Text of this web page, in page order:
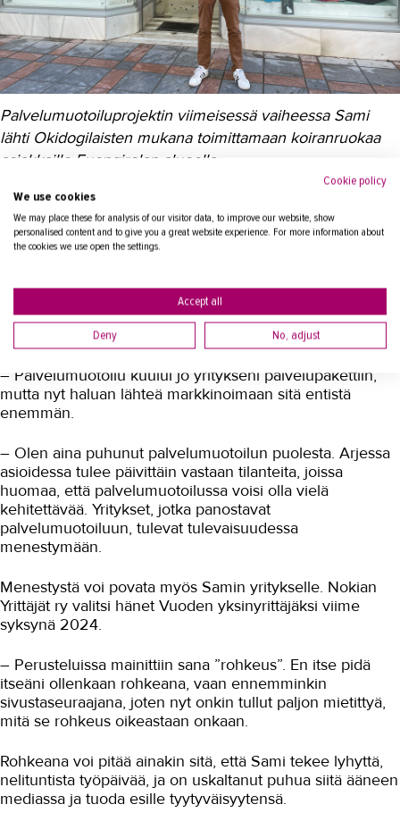
Palvelumuotoiluprojektin viimeisessä vaiheessa Sami
lähti Okidogilaisten mukana toimittamaan koiranruokaa
asiakkaille Fuengirolan alueella.
Palvelumuotoilu on nyt keskeinen osa
TAKKin palvelumuotoilukoulutus antoi Samille
itsevarmuutta ja vahvuutta tekemiseen.
– Palvelumuotoilu kuului jo yritykseni palvelupakettiin,
mutta nyt haluan lähteä markkinoimaan sitä entistä
enemmän.
– Olen aina puhunut palvelumuotoilun puolesta. Arjessa
asioidessa tulee päivittäin vastaan tilanteita, joissa
huomaa, että palvelumuotoilussa voisi olla vielä
kehitettävää. Yritykset, jotka panostavat
palvelumuotoiluun, tulevat tulevaisuudessa
menestymään.
Menestystä voi povata myös Samin yritykselle. Nokian
Yrittäjät ry valitsi hänet Vuoden yksinyrittäjäksi viime
syksynä 2024.
– Perusteluissa mainittiin sana ”rohkeus”. En itse pidä
itseäni ollenkaan rohkeana, vaan ennemminkin
sivustaseuraajana, joten nyt onkin tullut paljon mietittyä,
mitä se rohkeus oikeastaan onkaan.
Rohkeana voi pitää ainakin sitä, että Sami tekee lyhyttä,
nelituntista työpäivää, ja on uskaltanut puhua siitä ääneen
mediassa ja tuoda esille tyytyväisyytensä.
Cookie policy
We use cookies
We may place these for analysis of our visitor data, to improve our website, show
personalised content and to give you a great website experience. For more information about
the cookies we use open the settings.
Accept all
Deny No, adjust